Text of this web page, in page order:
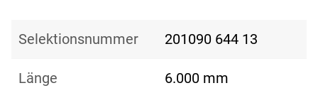
Selektionsnummer 201090 644 13
Länge 6.000 mm